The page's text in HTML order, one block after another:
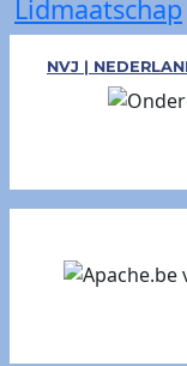
Lidmaatschap
NVJ |